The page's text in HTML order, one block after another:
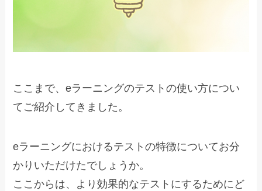
ここまで、eラーニングのテストの使い方につい
てご紹介してきました。
eラーニングにおけるテストの特徴についてお分
かりいただけたでしょうか。
ここからは、より効果的なテストにするためにど